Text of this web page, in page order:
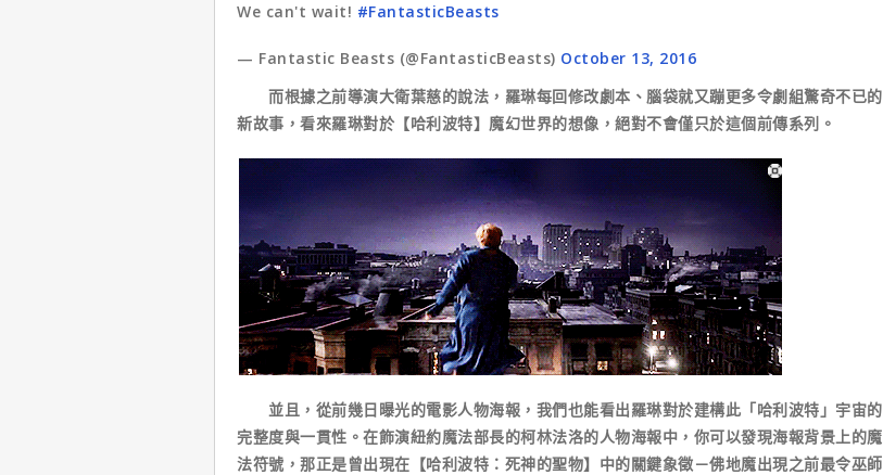
We can't wait! #FantasticBeasts
— Fantastic Beasts (@FantasticBeasts) October 13, 2016
而根據之前導演大衛葉慈的說法，羅琳每回修改劇本、腦袋就又蹦更多令劇組驚奇不已的
新故事，看來羅琳對於【哈利波特】魔幻世界的想像，絕對不會僅只於這個前傳系列。
並且，從前幾日曝光的電影人物海報，我們也能看出羅琳對於建構此「哈利波特」宇宙的
完整度與一貫性。在飾演紐約魔法部長的柯林法洛的人物海報中，你可以發現海報背景上的魔
法符號，那正是曾出現在【哈利波特：死神的聖物】中的關鍵象徵－佛地魔出現之前最令巫師